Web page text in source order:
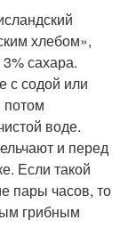
хлебом»,
сахара.
с содой или
потом
воде.
и перед
Если такой
пары часов, то
грибным